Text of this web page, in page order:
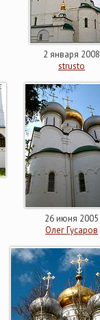
2 января 2008
strusto
26 июня 2005
Олег Гусаров